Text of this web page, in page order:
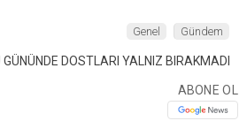
Genel Gündem
ABONE OL